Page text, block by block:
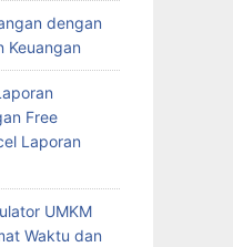
dengan
Keuangan
Free
Laporan
UMKM
Waktu dan